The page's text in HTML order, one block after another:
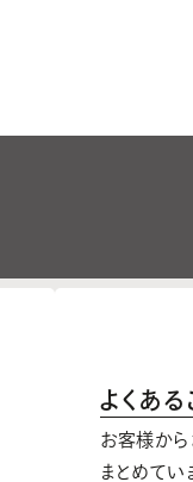
よくある
お客様から
まとめてい